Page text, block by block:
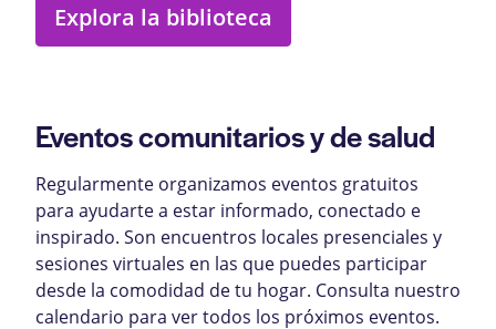
Explora la biblioteca
Eventos comunitarios y de salud
Regularmente organizamos eventos gratuitos
para ayudarte a estar informado, conectado e
inspirado. Son encuentros locales presenciales y
sesiones virtuales en las que puedes participar
desde la comodidad de tu hogar. Consulta nuestro
calendario para ver todos los próximos eventos.